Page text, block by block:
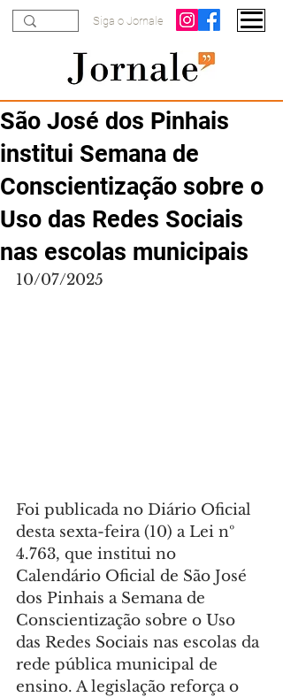
Siga o Jornale
São José dos Pinhais
institui Semana de
Conscientização sobre o
Uso das Redes Sociais
nas escolas municipais
10/07/2025
Foi publicada no Diário Oficial
desta sexta-feira (10) a Lei nº
4.763, que institui no
Calendário Oficial de São José
dos Pinhais a Semana de
Conscientização sobre o Uso
das Redes Sociais nas escolas da
rede pública municipal de
ensino. A legislação reforça o